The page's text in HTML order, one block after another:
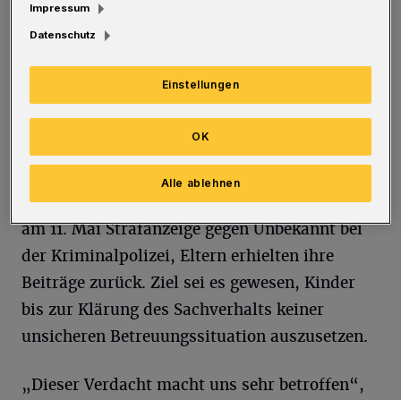
Das Kind habe den Namen der betreffenden
Person nicht genannt. Ob möglicherweise
weitere Kinder betroffen sind, wird aktuell
geprüft.
pausiert, inzwischen ist die Trägerschaft
beendet worden. Der betreuende Verein stellte
am 11. Mai Strafanzeige gegen Unbekannt bei
der Kriminalpolizei, Eltern erhielten ihre
Beiträge zurück. Ziel sei es gewesen, Kinder
bis zur Klärung des Sachverhalts keiner
unsicheren Betreuungssituation auszusetzen.
„Dieser Verdacht macht uns sehr betroffen“,
Impressum
Datenschutz
Einstellungen
Alle ablehnen
OK